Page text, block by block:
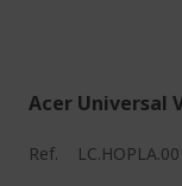
Acer Universal
Ref.